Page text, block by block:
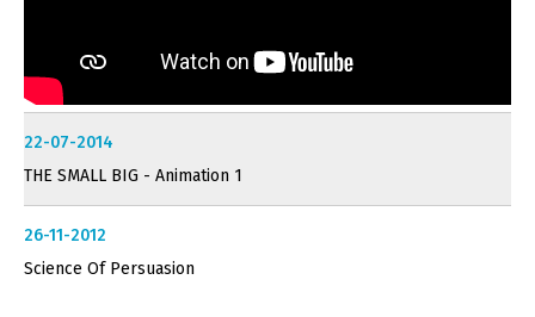
22-07-2014
THE SMALL BIG - Animation 1
26-11-2012
Science Of Persuasion